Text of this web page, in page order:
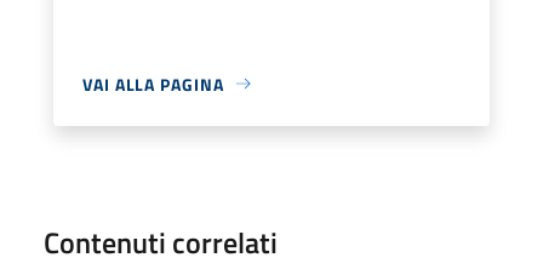
VAI ALLA PAGINA
Contenuti correlati